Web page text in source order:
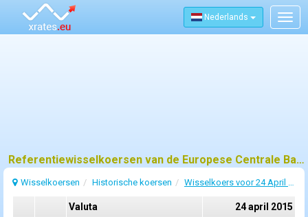
Nederlands
Referentiewisselkoersen van de Europese Centrale Bank (ECB) voor 24 april 2015
Wisselkoersen Historische koersen Wisselkoers voor 24 April 2015
Valuta
24 april 2015